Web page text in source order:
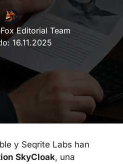
Editorial Team
16.11.2025
y Seqrite Labs han
SkyCloak, una